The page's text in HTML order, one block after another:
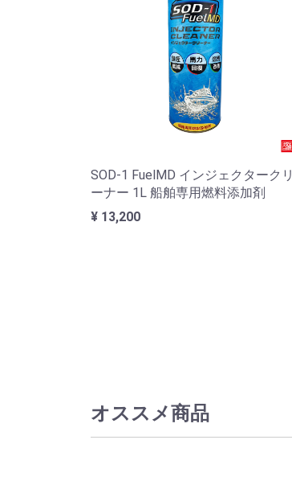
SOD-1 FuelMD インジェクタークリ
ーナー 1L 船舶専用燃料添加剤
¥ 13,200
オススメ商品